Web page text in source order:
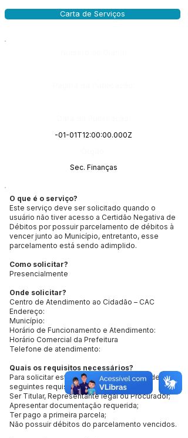
Carta de Serviços
-01-01T12:00:00.000Z
Sec. Finanças
O que é o serviço?
Este serviço deve ser solicitado quando o
usuário não tiver acesso a Certidão Negativa de
Débitos por possuir parcelamento de débitos à
vencer junto ao Município, entretanto, esse
parcelamento está sendo adimplido.
Como solicitar?
Presencialmente
Onde solicitar?
Centro de Atendimento ao Cidadão – CAC
Endereço:
Município:
Horário de Funcionamento e Atendimento:
Horário Comercial da Prefeitura
Telefone de atendimento:
Quais os requisitos necessários?
Para solicitar este serviço é preciso atender aos
seguintes requisitos:
Ser Titular, Representante legal ou Procurador;
Apresentar documentação requerida;
Ter pago a primeira parcela;
Não possuir débitos do parcelamento vencidos.